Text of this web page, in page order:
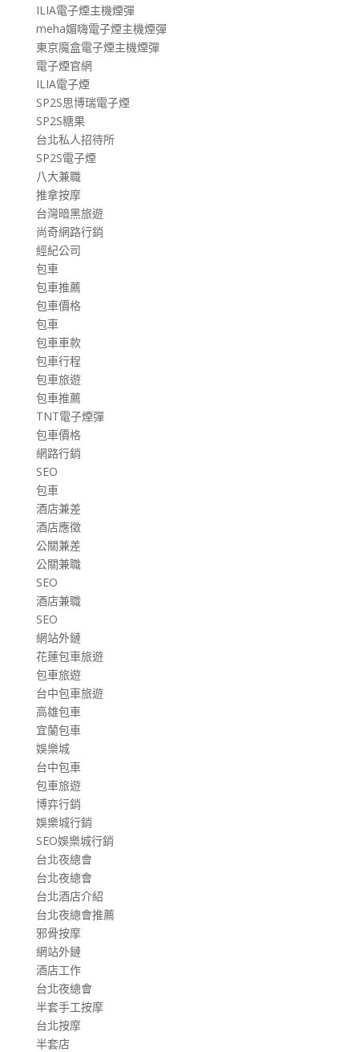
ILIA電子煙主機煙彈
meha媚嗨電子煙主機煙彈
東京魔盒電子煙主機煙彈
電子煙官網
ILIA電子煙
SP2S思博瑞電子煙
SP2S糖果
台北私人招待所
SP2S電子煙
八大兼職
推拿按摩
台灣暗黑旅遊
尚奇網路行銷
經紀公司
包車
包車推薦
包車價格
包車
包車車款
包車行程
包車旅遊
包車推薦
TNT電子煙彈
包車價格
網路行銷
SEO
包車
酒店兼差
酒店應徵
公關兼差
公關兼職
SEO
酒店兼職
SEO
網站外鏈
花蓮包車旅遊
包車旅遊
台中包車旅遊
高雄包車
宜蘭包車
娛樂城
台中包車
包車旅遊
博弈行銷
娛樂城行銷
SEO娛樂城行銷
台北夜總會
台北夜總會
台北酒店介紹
台北夜總會推薦
邪骨按摩
網站外鏈
酒店工作
台北夜總會
半套手工按摩
台北按摩
半套店